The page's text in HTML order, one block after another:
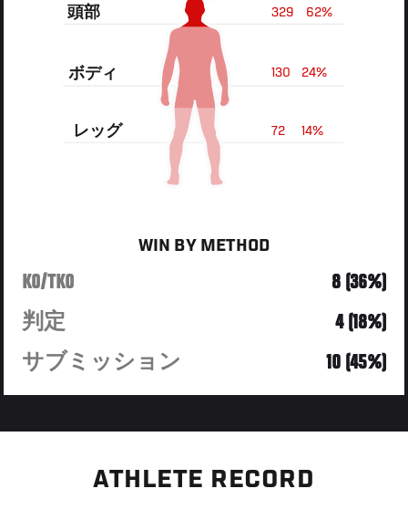
62%
329
頭部
24%
130
ボディ
14%
72
レッグ
WIN BY METHOD
KO/TKO
8 (36%)
判定
4 (18%)
サブミッション
10 (45%)
ATHLETE RECORD